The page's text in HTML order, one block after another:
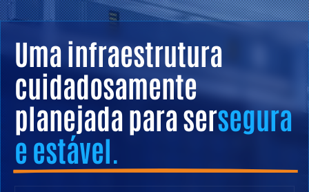
Uma infraestrutura
cuidadosamente
planejada para sersegura
e estável